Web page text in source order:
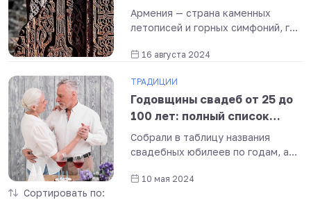
Ноев ковчег и древние
хачкары — загадочная
Армения — страна каменных
летописей и горных симфоний, где
виноградники рождают нектар
16 августа 2024
ТРАДИЦИИ
Годовщины свадеб от 25 до
100 лет: полный список
юбилеев, их названия и
особенности
Собрали в таблицу названия
свадебных юбилеев по годам, а
для подарков.
10 мая 2024
Сортировать по: